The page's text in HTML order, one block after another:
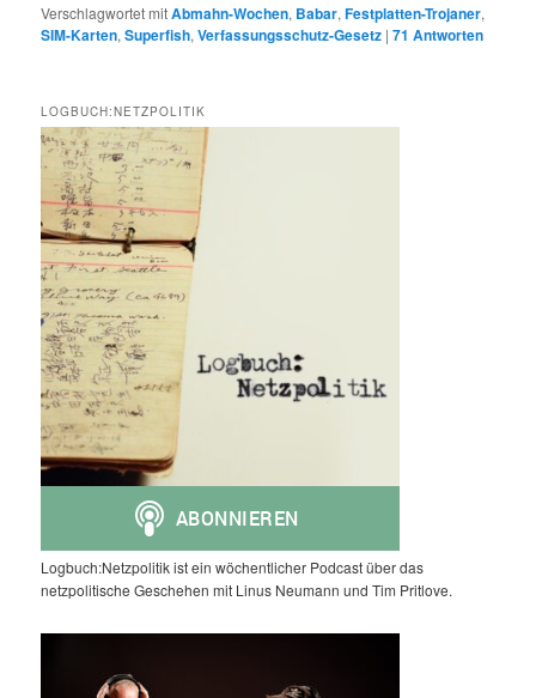
Verschlagwortet mitAbmahn-Wochen, Babar,Festplatten-Trojaner,
SIM-Karten,Superfish,Verfassungsschutz-Gesetz |71 Antworten
LOGBUCH:NETZPOLITIK
Logbuch:Netzpolitik ist ein wöchentlicher Podcast über das
netzpolitische Geschehen mit Linus Neumann und Tim Pritlove.